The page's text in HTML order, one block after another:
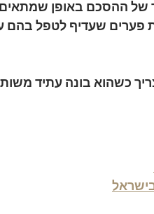
של ההסכם באופן
שעדיף לטפל בהם
כשהוא בונה עתיד